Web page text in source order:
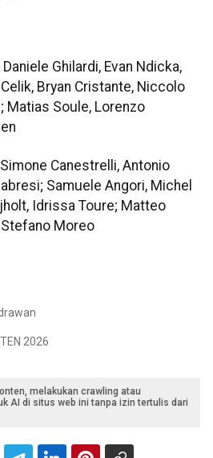
Ghilardi, Evan Ndicka,
Bryan Cristante, Niccolo
Matias Soule, Lorenzo
Canestrelli, Antonio
Samuele Angori, Michel
Idrissa Toure; Matteo
Moreo
2026
melakukan crawling atau
AI di situs web ini tanpa izin tertulis dari